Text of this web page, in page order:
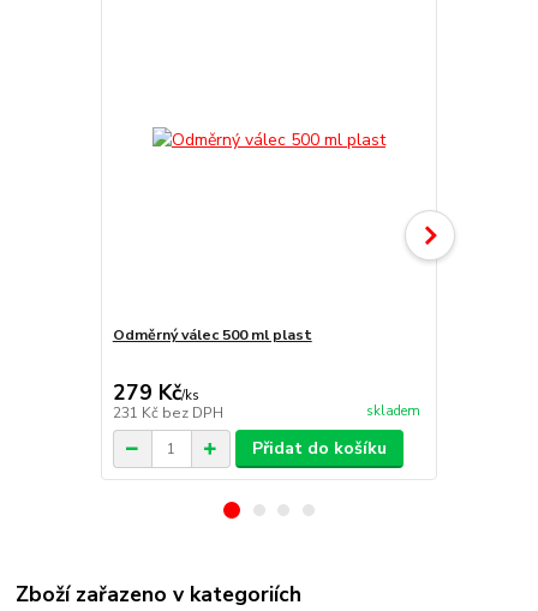
Odměrný válec 500 ml plast
279 Kč/ks
231 Kč bez DPH skladem
Přidat do košíku
Zboží zařazeno v kategoriích